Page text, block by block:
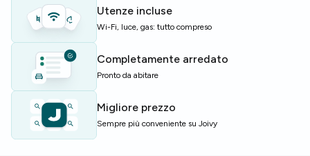
L'edificio dispone diascensoree di parcheggio per bici;
l'appartamento includelavatrice elavastoviglie
maggiore praticità.
Perfetta per studenti o giovani professionisti che
cercano una convivenza comoda e ben servita a Madrid.
Posti limitati — contattaci per prenotare la stanza.
Utenze incluse
Wi-Fi, luce, gas: tutto compreso
Completamente arredato
Pronto da abitare
Migliore prezzo
Sempre più conveniente su Joivy